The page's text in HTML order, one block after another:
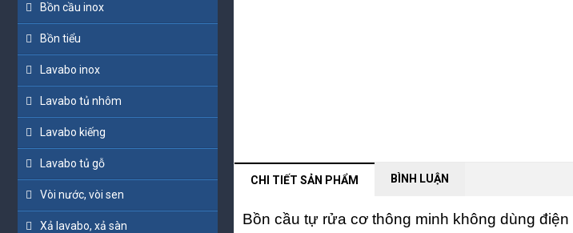
Bồn cầu inox
Bồn tiểu
Lavabo inox
Lavabo tủ nhôm
Lavabo kiếng
Lavabo tủ gỗ
Vòi nước, vòi sen
Xả lavabo, xả sàn
CHI TIẾT SẢN PHẨM BÌNH LUẬN
Bồn cầu tự rửa cơ thông minh không dùng điện